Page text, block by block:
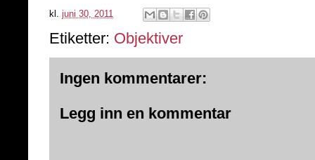
kl. juni 30, 2011
Etiketter: Objektiver
Ingen kommentarer:
Legg inn en kommentar